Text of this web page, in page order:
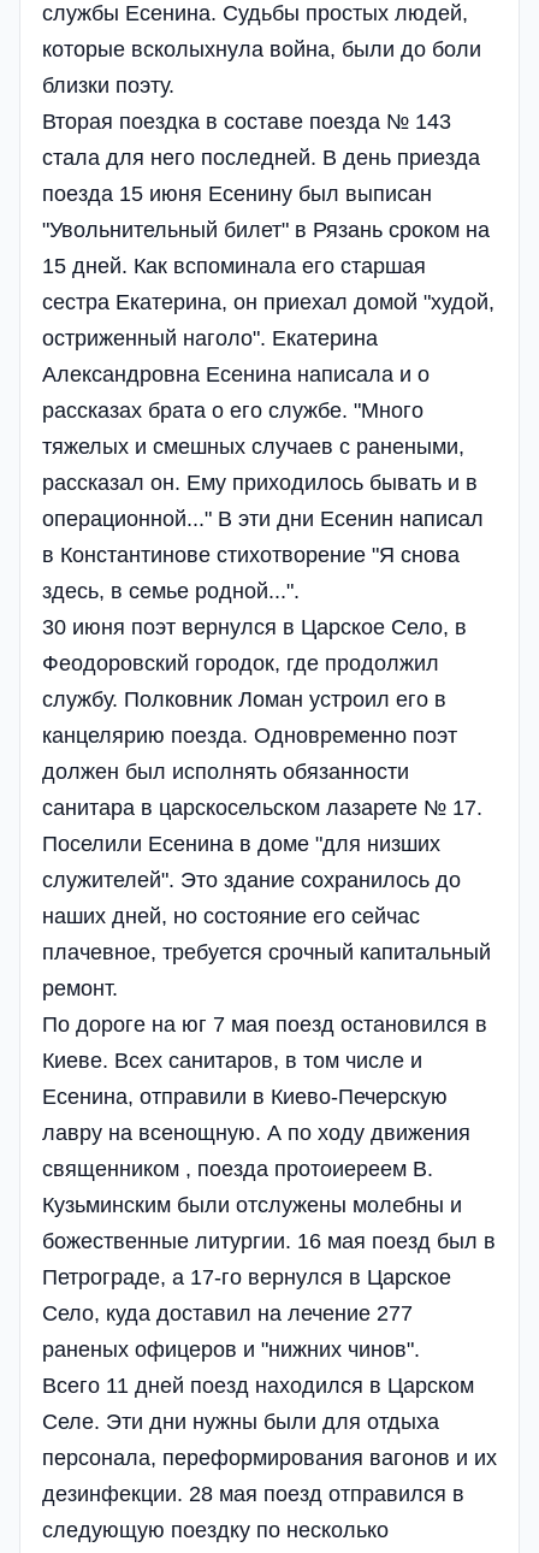
службы Есенина. Судьбы простых людей,
которые всколыхнула война, были до боли
близки поэту.
Вторая поездка в составе поезда № 143
стала для него последней. В день приезда
поезда 15 июня Есенину был выписан
"Увольнительный билет" в Рязань сроком на
15 дней. Как вспоминала его старшая
сестра Екатерина, он приехал домой "худой,
остриженный наголо". Екатерина
Александровна Есенина написала и о
рассказах брата о его службе. "Много
тяжелых и смешных случаев с ранеными,
рассказал он. Ему приходилось бывать и в
операционной..." В эти дни Есенин написал
в Константинове стихотворение "Я снова
здесь, в семье родной...".
30 июня поэт вернулся в Царское Село, в
Феодоровский городок, где продолжил
службу. Полковник Ломан устроил его в
канцелярию поезда. Одновременно поэт
должен был исполнять обязанности
санитара в царскосельском лазарете № 17.
Поселили Есенина в доме "для низших
служителей". Это здание сохранилось до
наших дней, но состояние его сейчас
плачевное, требуется срочный капитальный
ремонт.
По дороге на юг 7 мая поезд остановился в
Киеве. Всех санитаров, в том числе и
Есенина, отправили в Киево-Печерскую
лавру на всенощную. А по ходу движения
священником , поезда протоиереем В.
Кузьминским были отслужены молебны и
божественные литургии. 16 мая поезд был в
Петрограде, а 17-го вернулся в Царское
Село, куда доставил на лечение 277
раненых офицеров и "нижних чинов".
Всего 11 дней поезд находился в Царском
Селе. Эти дни нужны были для отдыха
персонала, переформирования вагонов и их
дезинфекции. 28 мая поезд отправился в
следующую поездку по несколько